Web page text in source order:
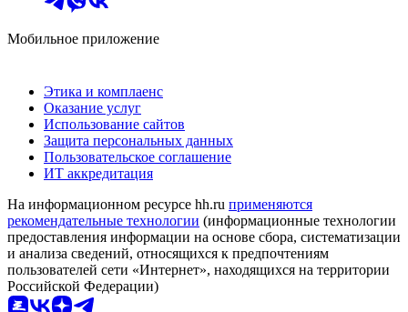
Мобильное приложение
Этика и комплаенс
Оказание услуг
Использование сайтов
Защита персональных данных
Пользовательское соглашение
ИТ аккредитация
На информационном ресурсе hh.ru применяются
рекомендательные технологии (информационные технологии
предоставления информации на основе сбора, систематизации
и анализа сведений, относящихся к предпочтениям
пользователей сети «Интернет», находящихся на территории
Российской Федерации)